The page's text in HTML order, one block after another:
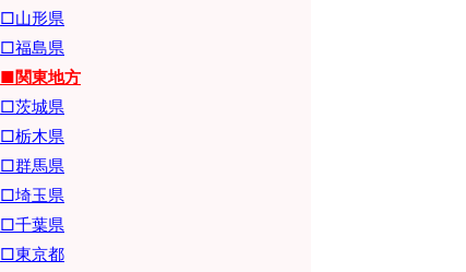
□山形県
□福島県
■関東地方
□茨城県
□栃木県
□群馬県
□埼玉県
□千葉県
□東京都